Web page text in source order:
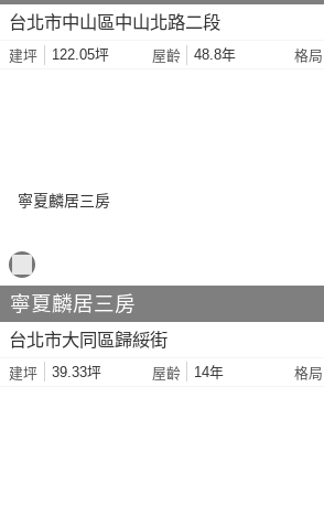
台北市中山區中山北路二段
建坪 122.05坪 屋齡 48.8年 格局
寧夏麟居三房
台北市大同區歸綏街
建坪 39.33坪 屋齡 14年 格局